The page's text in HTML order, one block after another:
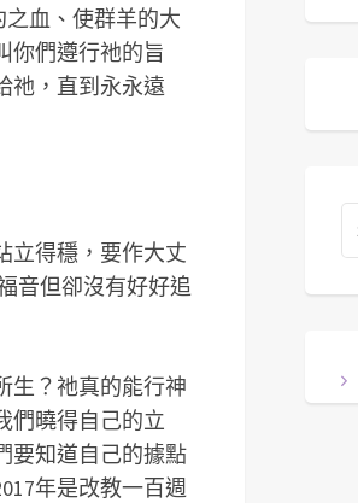
血、使群羊的大
你們遵行祂的旨
祂，直到永永遠
立得穩，要作大丈
音但卻沒有好好追
生？祂真的能行神
們曉得自己的立
要知道自己的據點
年是改教一百週